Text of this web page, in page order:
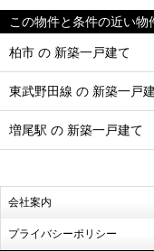
この物件と条件の近い物
柏市 の 新築一戸建て
東武野田線 の 新築一戸
増尾駅 の 新築一戸建て
会社案内
プライバシーポリシー